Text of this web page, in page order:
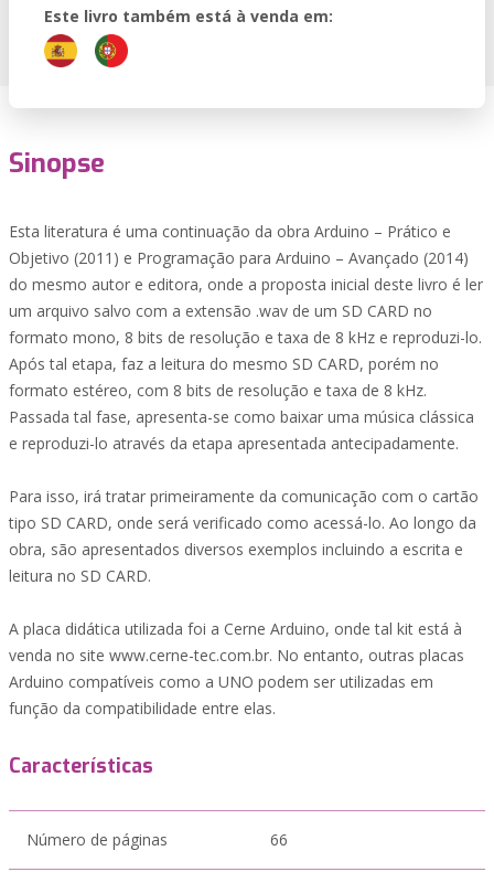
Este livro também está à venda em:
Sinopse
Esta literatura é uma continuação da obra Arduino – Prático e
Objetivo (2011) e Programação para Arduino – Avançado (2014)
do mesmo autor e editora, onde a proposta inicial deste livro é ler
um arquivo salvo com a extensão .wav de um SD CARD no
formato mono, 8 bits de resolução e taxa de 8 kHz e reproduzi-lo.
Após tal etapa, faz a leitura do mesmo SD CARD, porém no
formato estéreo, com 8 bits de resolução e taxa de 8 kHz.
Passada tal fase, apresenta-se como baixar uma música clássica
e reproduzi-lo através da etapa apresentada antecipadamente.
Para isso, irá tratar primeiramente da comunicação com o cartão
tipo SD CARD, onde será verificado como acessá-lo. Ao longo da
obra, são apresentados diversos exemplos incluindo a escrita e
leitura no SD CARD.
A placa didática utilizada foi a Cerne Arduino, onde tal kit está à
venda no site www.cerne-tec.com.br. No entanto, outras placas
Arduino compatíveis como a UNO podem ser utilizadas em
função da compatibilidade entre elas.
Características
Número de páginas 66